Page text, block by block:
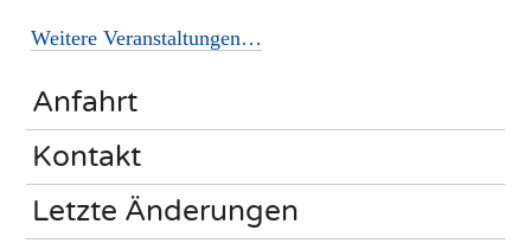
Weitere Veranstaltungen…
Anfahrt
Kontakt
Letzte Änderungen